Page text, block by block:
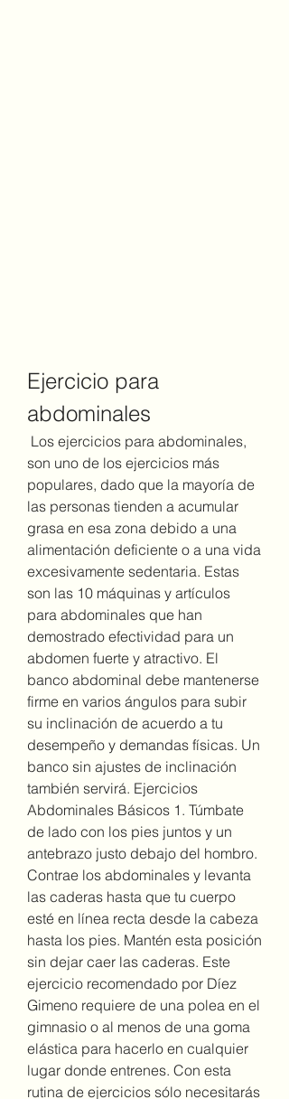
Ejercicio para
abdominales
son uno de los ejercicios más
populares, dado que la mayoría de
las personas tienden a acumular
grasa en esa zona debido a una
alimentación deficiente o a una vida
excesivamente sedentaria. Estas
son las 10 máquinas y artículos
para abdominales que han
demostrado efectividad para un
abdomen fuerte y atractivo. El
banco abdominal debe mantenerse
firme en varios ángulos para subir
su inclinación de acuerdo a tu
desempeño y demandas físicas. Un
banco sin ajustes de inclinación
también servirá. Ejercicios
Abdominales Básicos 1. Túmbate
de lado con los pies juntos y un
antebrazo justo debajo del hombro.
Contrae los abdominales y levanta
las caderas hasta que tu cuerpo
esté en línea recta desde la cabeza
hasta los pies. Mantén esta posición
sin dejar caer las caderas. Este
ejercicio recomendado por Díez
Gimeno requiere de una polea en el
gimnasio o al menos de una goma
elástica para hacerlo en cualquier
lugar donde entrenes. Con esta
rutina de ejercicios sólo necesitarás